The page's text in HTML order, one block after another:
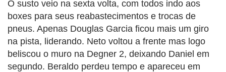
O susto veio na sexta volta, com todos indo aos
boxes para seus reabastecimentos e trocas de
pneus. Apenas Douglas Garcia ficou mais um giro
na pista, liderando. Neto voltou a frente mas logo
beliscou o muro na Degner 2, deixando Daniel em
segundo. Beraldo perdeu tempo e apareceu em